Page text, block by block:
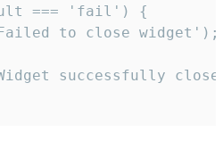
=== 'fail') {
to close widget');
successfully